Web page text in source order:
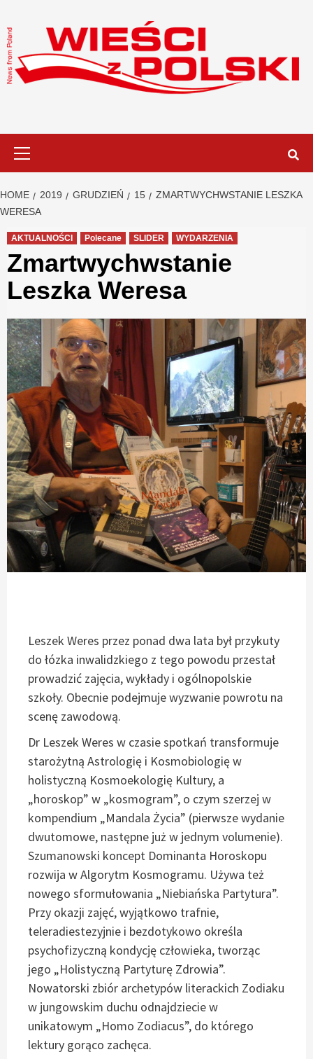
to
content
HOME 2019 GRUDZIEŃ 15
ZMARTWYCHWSTANIE LESZKA
WERESA
AKTUALNOŚCI Polecane SLIDER WYDARZENIA
Zmartwychwstanie
Leszka Weresa
Leszek Weres przez ponad dwa lata był przykuty
do łózka inwalidzkiego z tego powodu przestał
prowadzić zajęcia, wykłady i ogólnopolskie
szkoły. Obecnie podejmuje wyzwanie powrotu na
scenę zawodową.
Dr Leszek Weres w czasie spotkań transformuje
starożytną Astrologię i Kosmobiologię w
holistyczną Kosmoekologię Kultury, a
„horoskop” w „kosmogram”, o czym szerzej w
kompendium „Mandala Życia” (pierwsze wydanie
dwutomowe, następne już w jednym volumenie).
Szumanowski koncept Dominanta Horoskopu
rozwija w Algorytm Kosmogramu. Używa też
nowego sformułowania „Niebiańska Partytura”.
Przy okazji zajęć, wyjątkowo trafnie,
teleradiestezyjnie i bezdotykowo określa
psychofizyczną kondycję człowieka, tworząc
jego „Holistyczną Partyturę Zdrowia”.
Nowatorski zbiór archetypów literackich Zodiaku
w jungowskim duchu odnajdziecie w
unikatowym „Homo Zodiacus”, do którego
lektury gorąco zachęca.